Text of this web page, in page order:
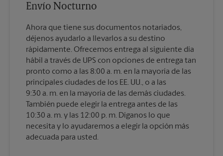
Envío Nocturno
Ahora que tiene sus documentos notariados,
déjenos ayudarlo a llevarlos a su destino
rápidamente. Ofrecemos entrega al siguiente día
hábil a través de UPS con opciones de entrega tan
pronto como a las 8:00 a. m. en la mayoría de las
principales ciudades de los EE. UU., o a las
9:30 a. m. en la mayoría de las demás ciudades.
También puede elegir la entrega antes de las
10:30 a. m. y las 12:00 p. m. Díganos lo que
necesita y lo ayudaremos a elegir la opción más
adecuada para usted.